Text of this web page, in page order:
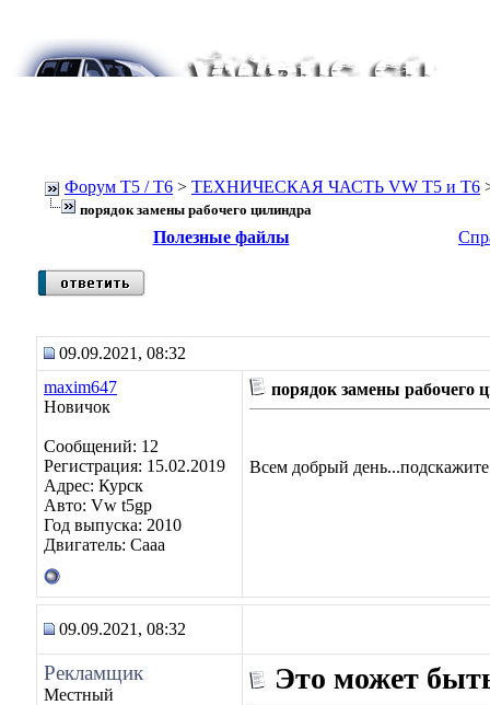
Форум Т5 / T6 > ТЕХНИЧЕСКАЯ ЧАСТЬ VW T5 и T6
порядок замены рабочего цилиндра
Полезные файлы
09.09.2021, 08:32
maxim647
Новичок
Сообщений: 12
Регистрация: 15.02.2019
Адрес: Курск
Авто: Vw t5gp
Год выпуска: 2010
Двигатель: Caaa
порядок замены рабочего
Всем добрый
09.09.2021, 08:32
Рекламщик
Местный Это может